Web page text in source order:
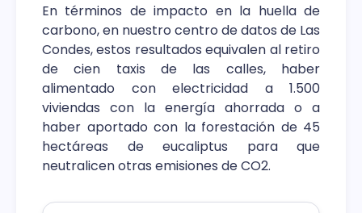
En términos de impacto en la huella de
carbono, en nuestro centro de datos de Las
Condes, estos resultados equivalen al retiro
de cien taxis de las calles, haber
alimentado con electricidad a 1.500
viviendas con la energía ahorrada o a
haber aportado con la forestación de 45
hectáreas de eucaliptus para que
neutralicen otras emisiones de CO2.